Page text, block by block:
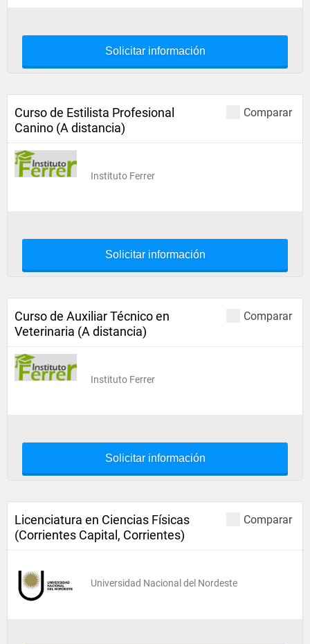
Solicitar información
Comparar
Curso de Estilista Profesional
Canino (A distancia)
Instituto Ferrer
Solicitar información
Comparar
Curso de Auxiliar Técnico en
Veterinaria (A distancia)
Instituto Ferrer
Solicitar información
Comparar
Licenciatura en Ciencias Físicas
(Corrientes Capital, Corrientes)
Universidad Nacional del Nordeste